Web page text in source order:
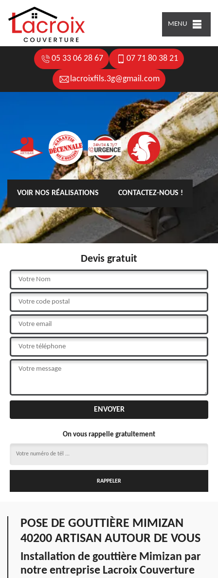
MENU
05 33 06 28 67 07 71 80 38 21
lacroixfils.3g@gmail.com
VOIR NOS RÉALISATIONS CONTACTEZ-NOUS !
Devis gratuit
On vous rappelle gratuitement
POSE DE GOUTTIÈRE MIMIZAN
40200 ARTISAN AUTOUR DE VOUS
Installation de gouttière Mimizan par
notre entreprise Lacroix Couverture